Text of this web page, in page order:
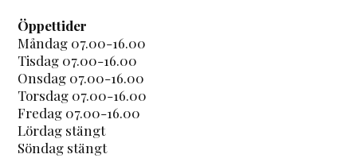
Öppettider
Måndag 07.00-16.00
Tisdag 07.00-16.00
Onsdag 07.00-16.00
Torsdag 07.00-16.00
Fredag 07.00-16.00
Lördag stängt
Söndag stängt